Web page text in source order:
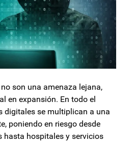
son una amenaza lejana,
en expansión. En todo el
digitales se multiplican a una
poniendo en riesgo desde
hasta hospitales y servicios